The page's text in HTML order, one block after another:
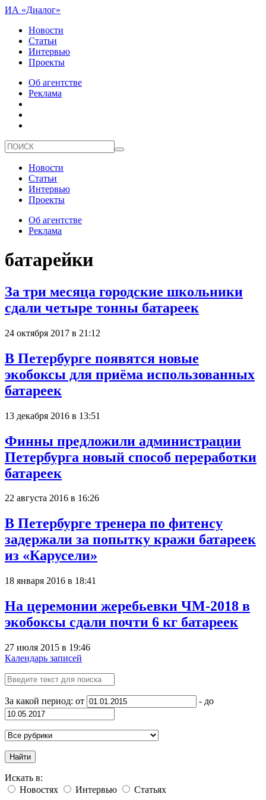
ИА «Диалог»
Новости
Статьи
Интервью
Проекты
Об агентстве
Реклама
Новости
Статьи
Интервью
Проекты
Об агентстве
Реклама
батарейки
За три месяца городские школьники
сдали четыре тонны батареек
24 октября 2017 в 21:12
В Петербурге появятся новые
экобоксы для приёма использованных
батареек
13 декабря 2016 в 13:51
Финны предложили администрации
Петербурга новый способ переработки
батареек
22 августа 2016 в 16:26
В Петербурге тренера по фитенсу
задержали за попытку кражи батареек
из «Карусели»
18 января 2016 в 18:41
На церемонии жеребьевки ЧМ-2018 в
экобоксы сдали почти 6 кг батареек
27 июля 2015 в 19:46
Календарь записей
За какой период: от - до
Найти
Искать в:
Новостях
Интервью Статьях